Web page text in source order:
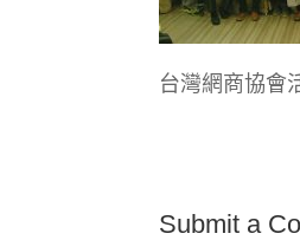
台灣網商協會
Submit a